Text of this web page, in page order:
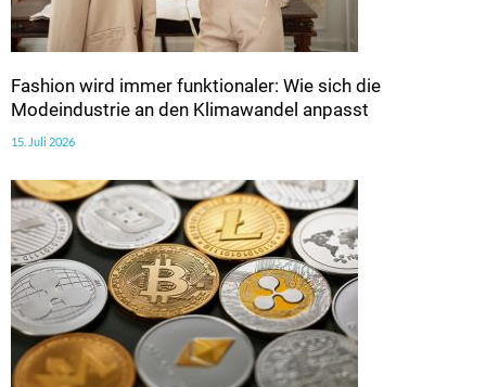
Fashion wird immer funktionaler: Wie sich die
Modeindustrie an den Klimawandel anpasst
15. Juli 2026